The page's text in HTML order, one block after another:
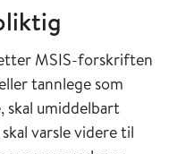
MSIS-forskriften
tannlege som
skal umiddelbart
varsle videre til